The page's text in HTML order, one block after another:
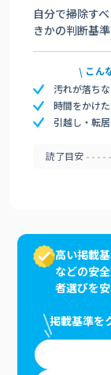
自分で掃除す
きかの判断基
こん
汚れが落ち
時間をかけ
引越し・転
読了目安
高い掲載
などの安
者選びを安
掲載基準を